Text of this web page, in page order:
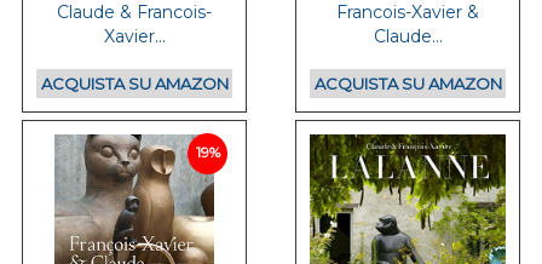
Claude & Francois-
Xavier...
ACQUISTA SU AMAZON
Francois-Xavier &
Claude...
ACQUISTA SU AMAZON
19%